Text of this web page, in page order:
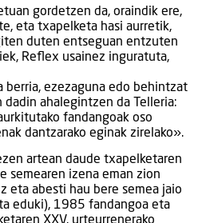
gordetzen da, oraindik ere,
eta txapelketa hasi aurretik,
duten entseguan entzuten
Reflex usainez inguratuta,
berria, ezezaguna edo behintzat
ahalegintzen da Telleria:
fandangoak oso
dantzarako eginak zirelako».
artean daude txapelketaren
semearen izena eman zion
eta abesti hau bere semea jaio
eduki), 1985 fandangoa eta